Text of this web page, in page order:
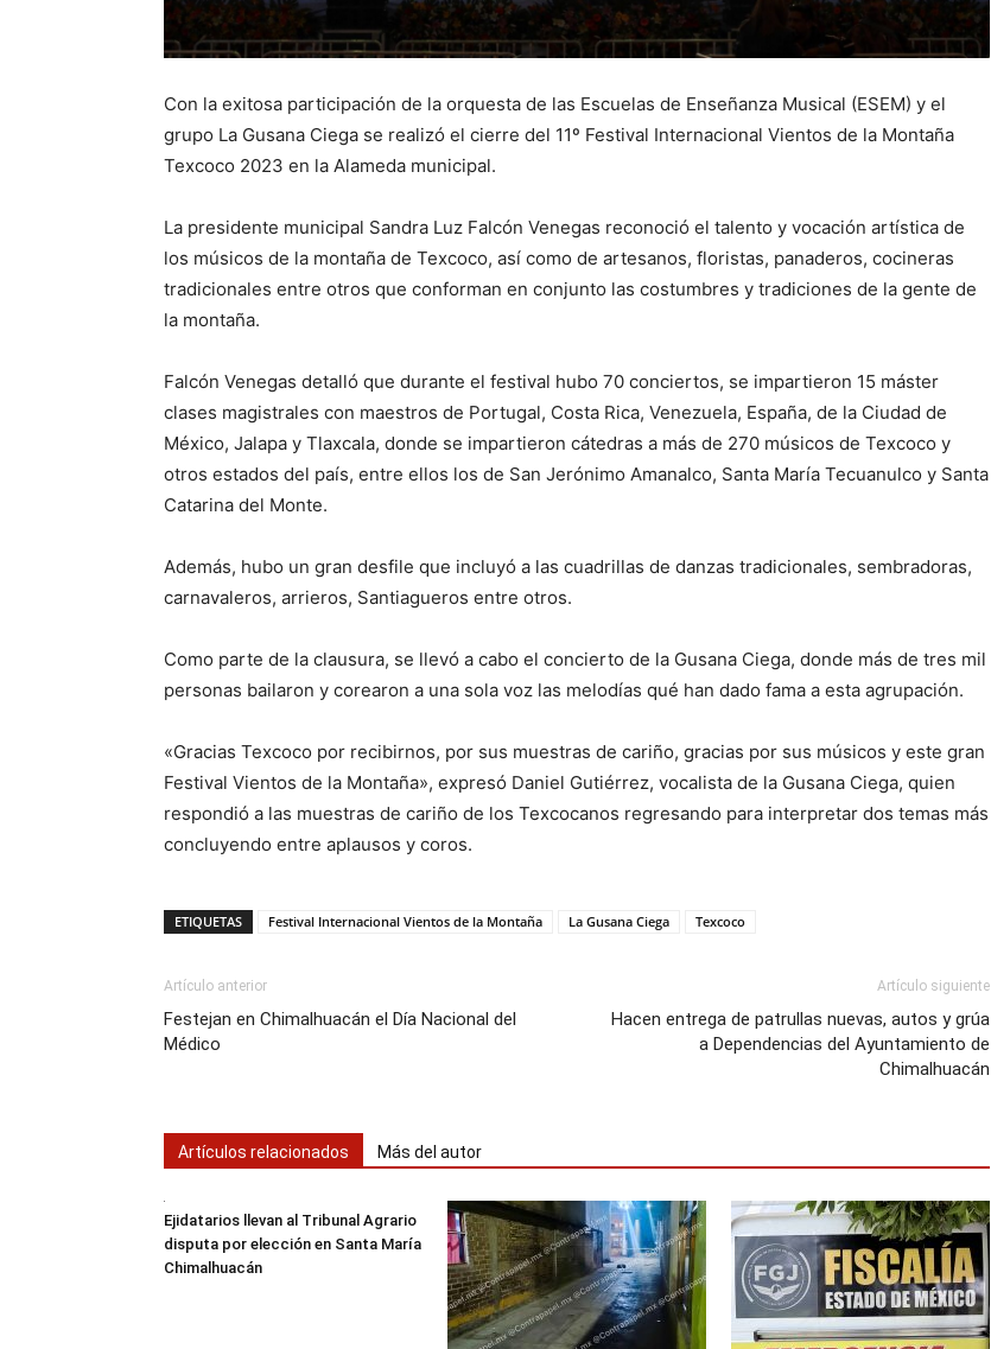
Con la exitosa participación de la orquesta de las Escuelas de Enseñanza Musical (ESEM) y el
grupo La Gusana Ciega se realizó el cierre del 11º Festival Internacional Vientos de la Montaña
Texcoco 2023 en la Alameda municipal.
La presidente municipal Sandra Luz Falcón Venegas reconoció el talento y vocación artística de
los músicos de la montaña de Texcoco, así como de artesanos, floristas, panaderos, cocineras
tradicionales entre otros que conforman en conjunto las costumbres y tradiciones de la gente de
la montaña.
Falcón Venegas detalló que durante el festival hubo 70 conciertos, se impartieron 15 máster
clases magistrales con maestros de Portugal, Costa Rica, Venezuela, España, de la Ciudad de
México, Jalapa y Tlaxcala, donde se impartieron cátedras a más de 270 músicos de Texcoco y
otros estados del país, entre ellos los de San Jerónimo Amanalco, Santa María Tecuanulco y Santa
Catarina del Monte.
Además, hubo un gran desfile que incluyó a las cuadrillas de danzas tradicionales, sembradoras,
carnavaleros, arrieros, Santiagueros entre otros.
Como parte de la clausura, se llevó a cabo el concierto de la Gusana Ciega, donde más de tres mil
personas bailaron y corearon a una sola voz las melodías qué han dado fama a esta agrupación.
«Gracias Texcoco por recibirnos, por sus muestras de cariño, gracias por sus músicos y este gran
Festival Vientos de la Montaña», expresó Daniel Gutiérrez, vocalista de la Gusana Ciega, quien
respondió a las muestras de cariño de los Texcocanos regresando para interpretar dos temas más
concluyendo entre aplausos y coros.
ETIQUETAS Festival Internacional Vientos de la Montaña La Gusana Ciega Texcoco
Artículo anterior
Festejan en Chimalhuacán el Día Nacional del
Médico
Artículo siguiente
Hacen entrega de patrullas nuevas, autos y grúa
a Dependencias del Ayuntamiento de
Chimalhuacán
Artículos relacionados Más del autor
Ejidatarios llevan al Tribunal Agrario
disputa por elección en Santa María
Chimalhuacán